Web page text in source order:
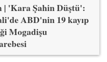
| 'Kara Şahin Düştü':
ABD'nin 19 kayıp
Mogadişu